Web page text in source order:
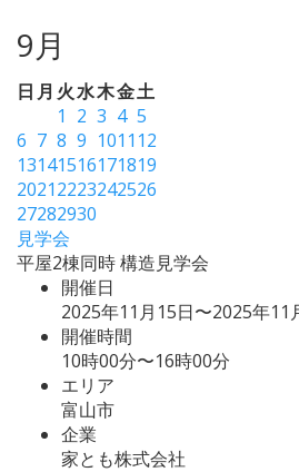
9月
日 月 火水木金土
1 2 3 4 5
6 7 8 9 1011 12
13141516171819
20212223242526
27282930
見学会
平屋2棟同時 構造見学会
開催日
2025年11月15日〜2025年11
開催時間
10時00分〜16時00分
エリア
富山市
企業
家とも株式会社